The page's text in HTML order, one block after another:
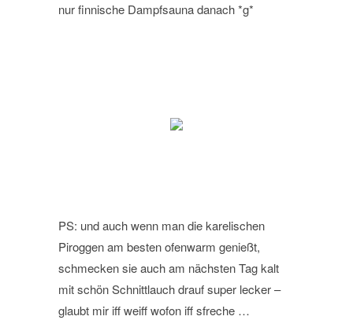
nur finnische Dampfsauna danach *g*
PS: und auch wenn man die karelischen
Piroggen am besten ofenwarm genießt,
schmecken sie auch am nächsten Tag kalt
mit schön Schnittlauch drauf super lecker –
glaubt mir iff weiff wofon iff sfreche …